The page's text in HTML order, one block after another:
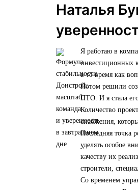
Наталья
Я работаю в
инвестиционных
в то время как
Потом решили
ПТО. И я стала
Количество
снабжения,
Последняя точка
уделять особое
качеству их
строители,
Со временем